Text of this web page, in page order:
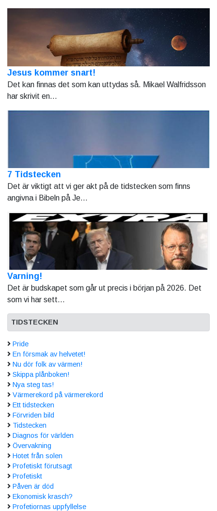
Jesus kommer snart!
Det kan finnas det som kan uttydas så. Mikael Walfridsson
har skrivit en...
7 Tidstecken
Det är viktigt att vi ger akt på de tidstecken som finns
angivna i Bibeln på Je...
Varning!
Det är budskapet som går ut precis i början på 2026. Det
som vi har sett...
TIDSTECKEN
Pride
En försmak av helvetet!
Nu dör folk av värmen!
Skippa plånboken!
Nya steg tas!
Värmerekord på värmerekord
Ett tidstecken
Förvriden bild
Tidstecken
Diagnos för världen
Övervakning
Hotet från solen
Profetiskt förutsagt
Profetiskt
Påven är död
Ekonomisk krasch?
Profetiornas uppfyllelse